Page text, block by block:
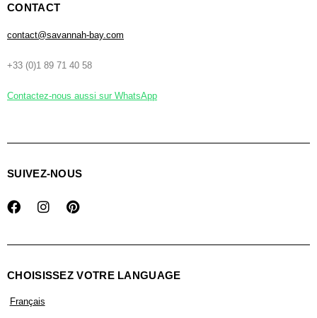
CONTACT
contact@savannah-bay.com
+33 (0)1 89 71 40 58
Contactez-nous aussi sur WhatsApp
SUIVEZ-NOUS
CHOISISSEZ VOTRE LANGUAGE
Français